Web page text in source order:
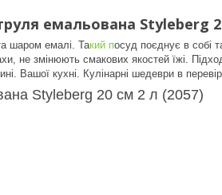
емальована Styleberg
шаром емалі. Такий посуд поєднує в собі
не змінюють смакових якостей їжі.
Вашої кухні. Кулінарні шедеври в
Styleberg 20 см 2 л (2057)